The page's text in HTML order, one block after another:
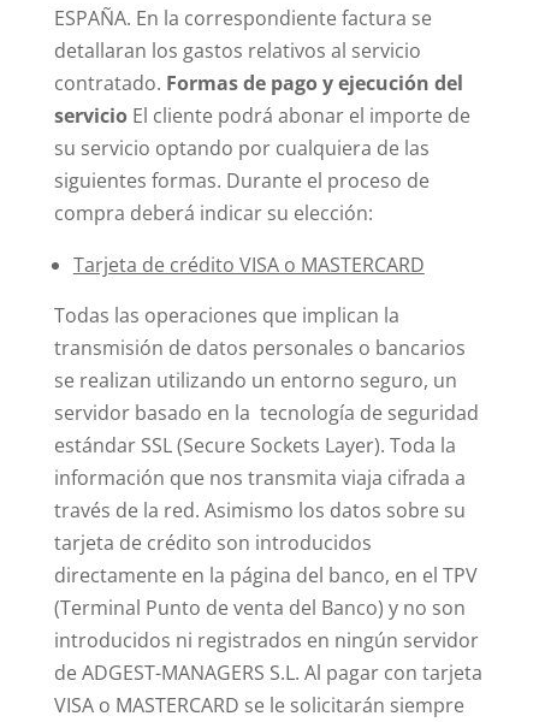
ESPAÑA. En la correspondiente factura se
detallaran los gastos relativos al servicio
contratado. Formas de pago y ejecución del
servicioEl cliente podrá abonar el importe de
su servicio optando por cualquiera de las
siguientes formas. Durante el proceso de
compra deberá indicar su elección:
Tarjeta de crédito VISA o MASTERCARD
Todas las operaciones que implican la
transmisión de datos personales o bancarios
se realizan utilizando un entorno seguro, un
servidor basado en la tecnología de seguridad
estándar SSL (Secure Sockets Layer). Toda la
información que nos transmita viaja cifrada a
través de la red. Asimismo los datos sobre su
tarjeta de crédito son introducidos
directamente en la página del banco, en el TPV
(Terminal Punto de venta del Banco) y no son
introducidos ni registrados en ningún servidor
de ADGEST-MANAGERS S.L. Al pagar con tarjeta
VISA o MASTERCARD se le solicitarán siempre